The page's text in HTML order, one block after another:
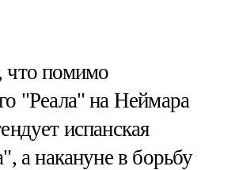
помимо
"Реала" на Неймара
испанская
а накануне в борьбу